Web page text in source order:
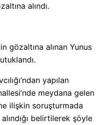
alındı.
gözaltına alınan Yunus
yapılan
meydana gelen
ilişkin soruşturmada
belirtilerek şöyle